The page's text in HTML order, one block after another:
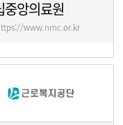
중앙의료원
www.nmc.or.kr